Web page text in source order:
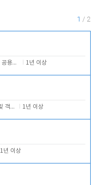
1 / 2
호텔객실 및 공용시설 청소 관리 1년 이상
카운터 업무 및 객실관리(청소상태 확인, 객실판매) 1년 이상
1년 이상